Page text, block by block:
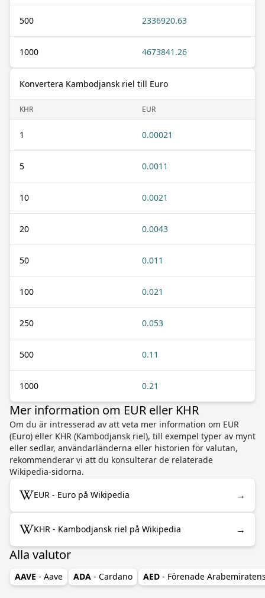
500 2336920.63
1000 4673841.26
Konvertera Kambodjansk riel till Euro
KHR EUR
1 0.00021
5 0.0011
10 0.0021
20 0.0043
50 0.011
100 0.021
250 0.053
500 0.11
1000 0.21
Mer information om EUR eller KHR
Om du är intresserad av att veta mer information om EUR
(Euro) eller KHR (Kambodjansk riel), till exempel typer av mynt
eller sedlar, användarländerna eller historien för valutan,
rekommenderar vi att du konsulterar de relaterade
Wikipedia-sidorna.
EUR - Euro på Wikipedia →
KHR - Kambodjansk riel på Wikipedia →
Alla valutor
AAVE - Aave ADA - Cardano AED - Förenade